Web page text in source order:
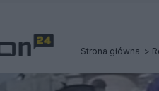
Strona główna